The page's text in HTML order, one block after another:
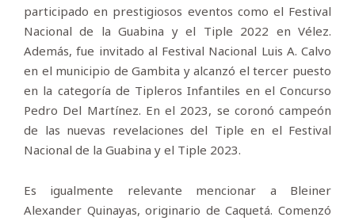
participado en prestigiosos eventos como el Festival
Nacional de la Guabina y el Tiple 2022 en Vélez.
Además, fue invitado al Festival Nacional Luis A. Calvo
en el municipio de Gambita y alcanzó el tercer puesto
en la categoría de Tipleros Infantiles en el Concurso
Pedro Del Martínez. En el 2023, se coronó campeón
de las nuevas revelaciones del Tiple en el Festival
Nacional de la Guabina y el Tiple 2023.
Es igualmente relevante mencionar a Bleiner
Alexander Quinayas, originario de Caquetá. Comenzó